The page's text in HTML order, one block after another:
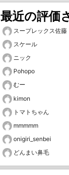
最近の評価
スープレックス佐藤
スケール
ニック
Pohopo
むー
kimon
トマトちゃん
mmmmm
onigiri_senbei
どんまい鼻毛